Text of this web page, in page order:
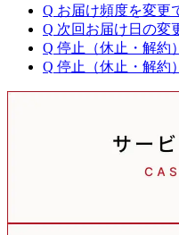
Q お届け頻度を変更
Q 次回お届け日の変
Q 停止（休止・解約
Q 停止（休止・解約